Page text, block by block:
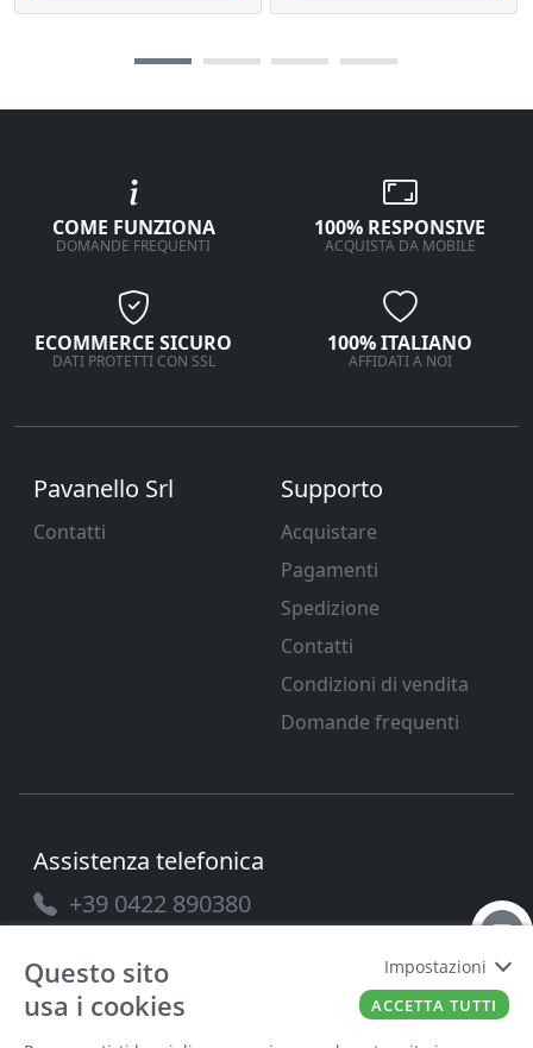
COME FUNZIONA
DOMANDE FREQUENTI
100% RESPONSIVE
ACQUISTA DA MOBILE
ECOMMERCE SICURO
DATI PROTETTI CON SSL
100% ITALIANO
AFFIDATI A NOI
Pavanello Srl
Contatti
Supporto
Acquistare
Pagamenti
Spedizione
Contatti
Condizioni di vendita
Domande frequenti
Assistenza telefonica
+39 0422 890380
Questo sito
usa i cookies
Impostazioni
ACCETTA TUTTI